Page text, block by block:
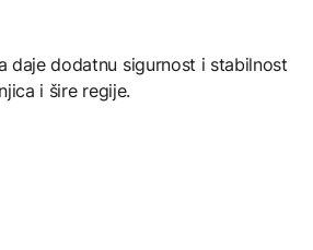
daje dodatnu sigurnost i stabilnost
i šire regije.